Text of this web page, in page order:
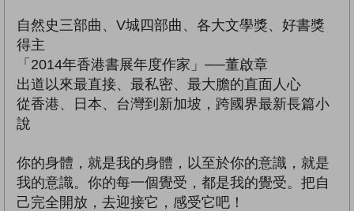
自然史三部曲、V城四部曲、各大文學獎、好書獎
得主
「2014年香港書展年度作家」──董啟章
出道以來最直接、最私密、最大膽的直面人心
從香港、日本、台灣到新加坡，跨國界最新長篇小
說
你的身體，就是我的身體，以至於你的意識，就是
我的意識。你的每一個覺受，都是我的覺受。把自
己完全開放，去迎接它，感受它吧！